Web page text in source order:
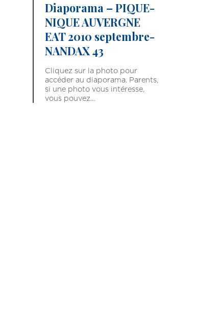
Diaporama – PIQUE-
NIQUE AUVERGNE
EAT 2010 septembre-
NANDAX 43
Cliquez sur la photo pour
accéder au diaporama. Parents,
si une photo vous intéresse,
vous pouvez…